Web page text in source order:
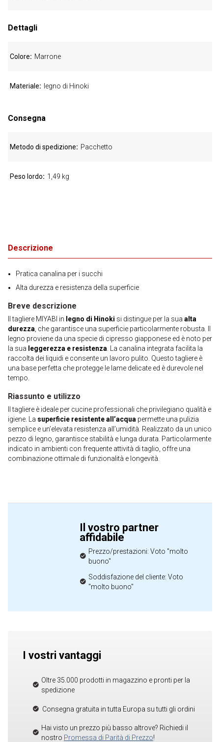
Descrizione
Pratica canalina per i succhi
Alta durezza e resistenza della superficie
Breve descrizione
Il tagliere MIYABI in legno di Hinoki si distingue per la sua alta
durezza , che garantisce una superficie particolarmente robusta. Il
legno proviene da una specie di cipresso giapponese ed è noto per
la sua leggerezza e resistenza . La canalina integrata facilita la
raccolta dei liquidi e consente un lavoro pulito. Questo tagliere è
una base perfetta che protegge le lame delicate ed è durevole nel
tempo.
Riassunto e utilizzo
Il tagliere è ideale per cucine professionali che privilegiano qualità e
igiene. La superficie resistente all’acqua permette una pulizia
semplice e un’elevata resistenza all’umidità. Realizzato da un unico
pezzo di legno, garantisce stabilità e lunga durata. Particolarmente
indicato in ambienti con frequente attività di taglio, offre una
combinazione ottimale di funzionalità e longevità.
Dettagli
Colore Marrone
Materiale legno di Hinoki
Consegna
Metodo di spedizione Pacchetto
Peso lordo 1,49 kg
Il vostro partner
affidabile
Prezzo/prestazioni: Voto "molto
buono"
Soddisfazione del cliente: Voto
"molto buono"
I vostri vantaggi
Oltre 35.000 prodotti in magazzino e pronti per la
spedizione
Consegna gratuita in tutta Europa su tutti gli ordini
Hai visto un prezzo più basso altrove? Richiedi il
nostro Promessa di Parità di Prezzo!